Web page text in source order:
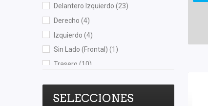
TF Victor(1)
TomCo(1)
Totalparts
Wagner(1)
Yokomitsu(22)
Delantero Izquierdo (23)
Derecho (4)
Izquierdo (4)
Sin Lado (Frontal) (1)
Trasero (10)
Trasero Izquierdo (9)
SELECCIONES